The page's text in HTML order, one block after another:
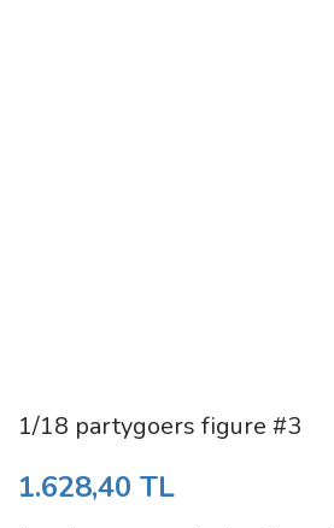
1/18 partygoers figure #3
1.628,40 TL